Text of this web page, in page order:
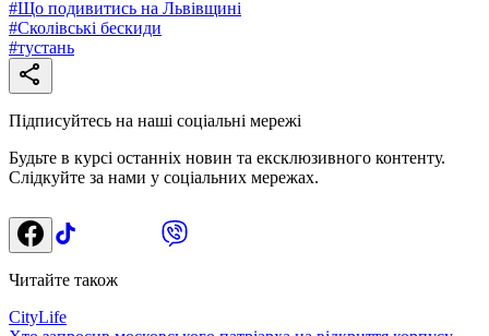
#Що подивитись на Львівщині
#Сколівські бескиди
#тустань
Підписуйтесь на наші соціальні мережі
Будьте в курсі останніх новин та ексклюзивного контенту.
Слідкуйте за нами у соціальних мережах.
Читайте також
CityLife